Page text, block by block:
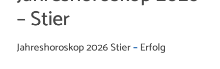
–Stier
Jahreshoroskop 2026 Stier– Erfolg